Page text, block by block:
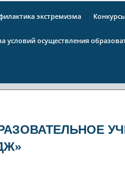
экстремизма
условий осуществления